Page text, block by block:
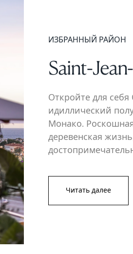
ИЗБРАННЫЙ РАЙОН
Saint-
Откройте для
идиллический
Монако.
деревенская
Читать далее